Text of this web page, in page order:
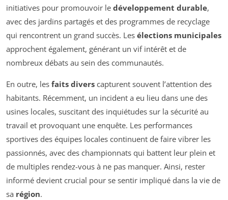
initiatives pour promouvoir le développement durable,
avec des jardins partagés et des programmes de recyclage
qui rencontrent un grand succès. Les élections municipales
approchent également, générant un vif intérêt et de
nombreux débats au sein des communautés.
En outre, les faits divers capturent souvent l’attention des
habitants. Récemment, un incident a eu lieu dans une des
usines locales, suscitant des inquiétudes sur la sécurité au
travail et provoquant une enquête. Les performances
sportives des équipes locales continuent de faire vibrer les
passionnés, avec des championnats qui battent leur plein et
de multiples rendez-vous à ne pas manquer. Ainsi, rester
informé devient crucial pour se sentir impliqué dans la vie de
sa région.